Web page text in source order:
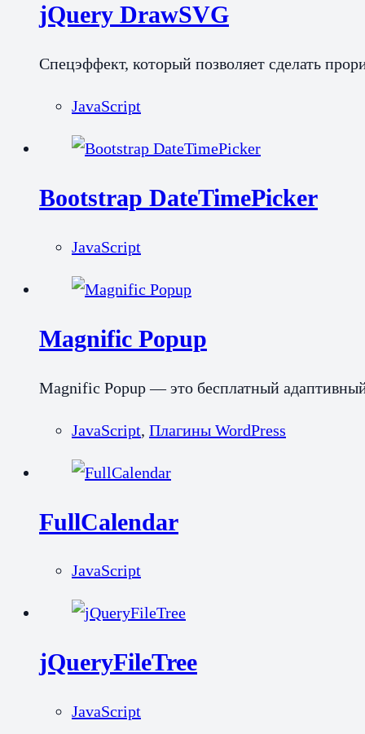
jQuery DrawSVG
Спецэффект, который позволяет сделать
JavaScript
Bootstrap DateTimePicker
JavaScript
Magnific Popup
Magnific Popup — это бесплатный
JavaScript, Плагины WordPress
FullCalendar
JavaScript
jQueryFileTree
JavaScript